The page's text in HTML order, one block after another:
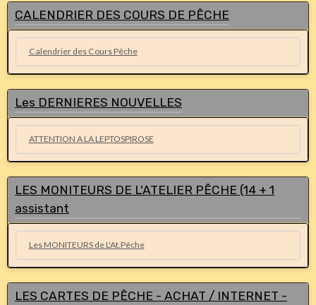
CALENDRIER DES COURS DE PÊCHE
Calendrier des Cours Pêche
Les DERNIERES NOUVELLES
ATTENTION A LA LEPTOSPIROSE
LES MONITEURS DE L'ATELIER PÊCHE (14 + 1
assistant
Les MONITEURS de L'At.Pêche
LES CARTES DE PÊCHE - ACHAT / INTERNET -